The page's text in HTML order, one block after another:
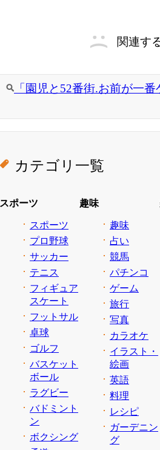
関連す
「園児と52番街.お前が一
カテゴリ一覧
スポーツ
スポーツ
プロ野球
サッカー
テニス
フィギュア
スケート
フットサル
卓球
ゴルフ
バスケット
ボール
ラグビー
バドミント
ン
ボクシング
趣味
趣味
占い
競馬
パチンコ
ゲーム
旅行
写真
カラオケ
イラスト・
絵画
英語
料理
レシピ
ガーデニン
グ